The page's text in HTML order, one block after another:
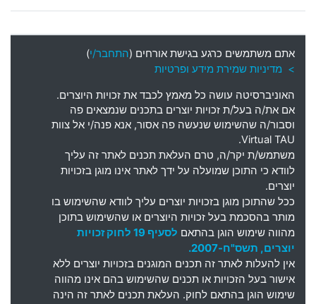
אתם משתמשים כרגע בגישת אורחים (התחבר/י)
> מדיניות שמירת מידע ופרטיות
האוניברסיטה עושה כל מאמץ לכבד את זכויות היוצרים.
אם את/ה בעל/ת זכויות יוצרים בתכנים שנמצאים פה
וסבור/ה שהשימוש שנעשה פה אסור, אנא פנה/י אל צוות
Virtual TAU.
משתמש/ת יקר/ה, טרם העלאת תכנים לאתר זה עליך
לוודא כי התוכן שמועלה על ידך לאתר אינו מוגן בזכויות
יוצרים.
ככל שהתוכן מוגן בזכויות יוצרים עליך לוודא שהשימוש בו
מותר בהסכמת בעל זכויות היוצרים או שהשימוש בתוכן
מהווה שימוש הוגן בהתאם
לסעיף 19 לחוק זכויות
יוצרים, תשס"ח-2007.
אין להעלות לאתר זה תכנים המוגנים בזכויות יוצרים ללא
אישור בעל הזכויות או תכנים שהשימוש בהם אינו מהווה
שימוש הוגן בהתאם לחוק. העלאת תכנים לאתר זה הינה